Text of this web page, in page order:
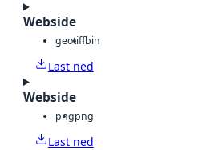
Webside
geotiffbin
Last ned
Webside
pngpng
Last ned